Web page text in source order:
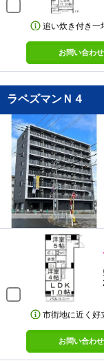
追い炊き付き一
お問い合わ
ラペズマンＮ４
市街地に近く好
お問い合わ